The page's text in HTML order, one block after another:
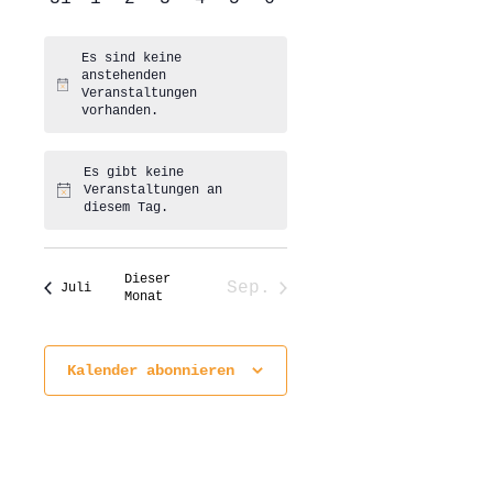
Hinweis
Es sind keine
anstehenden
Veranstaltungen
vorhanden.
Hinweis
Es gibt keine
Veranstaltungen an
diesem Tag.
Juli
Dieser
Monat
Sep.
Kalender abonnieren